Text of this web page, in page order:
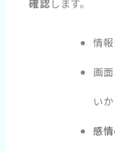
確認します。
情
画
いか
感